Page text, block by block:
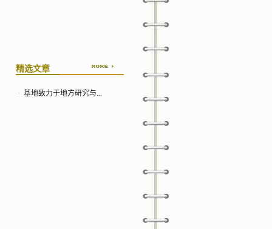
精选文章
· 基地致力于地方研究与...